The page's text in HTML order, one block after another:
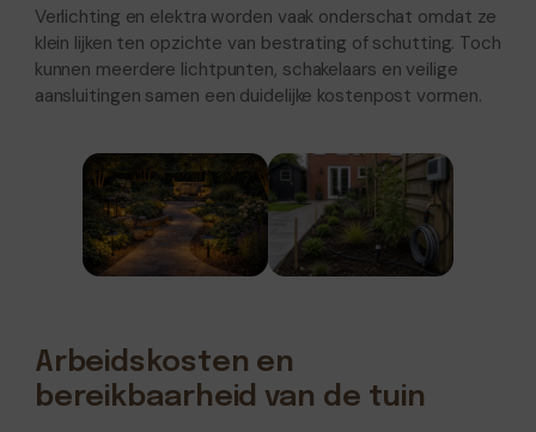
Verlichting en elektra worden vaak onderschat omdat ze
klein lijken ten opzichte van bestrating of schutting. Toch
kunnen meerdere lichtpunten, schakelaars en veilige
aansluitingen samen een duidelijke kostenpost vormen.
Arbeidskosten en
bereikbaarheid van de tuin